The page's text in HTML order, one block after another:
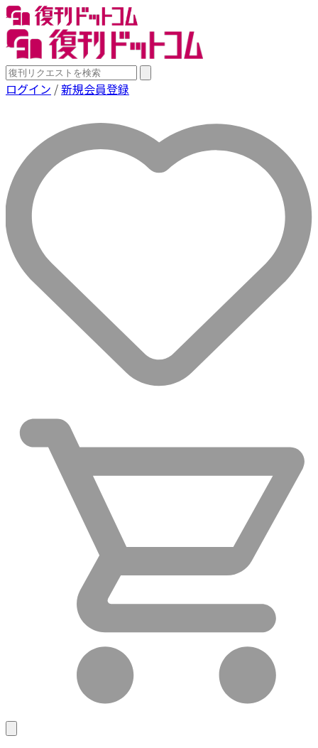
ログイン /新規会員登録